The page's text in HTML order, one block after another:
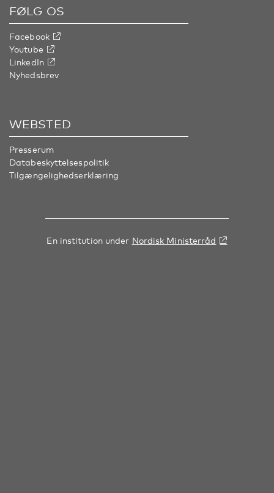
FØLG OS
Facebook
Youtube
LinkedIn
Nyhedsbrev
WEBSTED
Presserum
Databeskyttelsespolitik
Tilgængelighedserklæring
En institution under Nordisk Ministerråd